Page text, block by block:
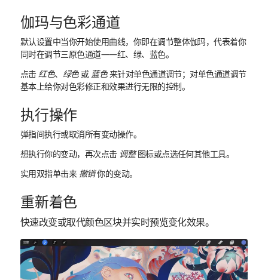
伽玛与色彩通道
默认设置中当你开始使用曲线，你即在调节整体伽玛，代表着你
同时在调节三原色通道——红、绿、蓝色。
点击 红色、 绿色或 蓝色来针对单色通道调节；对单色通道调节
基本上给你对色彩修正和效果进行无限的控制。
执行操作
弹指间执行或取消所有变动操作。
想执行你的变动，再次点击 调整图标或点选任何其他工具。
实用双指单击来 撤销你的变动。
重新着色
快速改变或取代颜色区块并实时预览变化效果。